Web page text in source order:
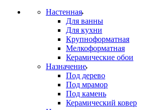
Настенная
Для ванны
Для кухни
Крупноформатная
Мелкоформатная
Керамические обои
Назначение
Под дерево
Под мрамор
Под камень
Керамический ковер